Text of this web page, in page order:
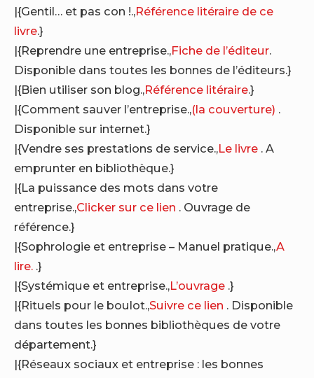
|{Gentil… et pas con !.,Référence litéraire de ce
livre.}
|{Reprendre une entreprise.,Fiche de l’éditeur.
Disponible dans toutes les bonnes de l’éditeurs.}
|{Bien utiliser son blog.,Référence litéraire.}
|{Comment sauver l’entreprise.,(la couverture) .
Disponible sur internet.}
|{Vendre ses prestations de service.,Le livre . A
emprunter en bibliothèque.}
|{La puissance des mots dans votre
entreprise.,Clicker sur ce lien . Ouvrage de
référence.}
|{Sophrologie et entreprise – Manuel pratique.,A
lire. .}
|{Systémique et entreprise.,L’ouvrage .}
|{Rituels pour le boulot.,Suivre ce lien . Disponible
dans toutes les bonnes bibliothèques de votre
département.}
|{Réseaux sociaux et entreprise : les bonnes